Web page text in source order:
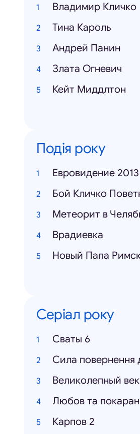
Владимир Кличко
Тина Кароль
Андрей Панин
Злата Огневич
Кейт Миддлтон
Подія року
Евровидение 2013
Бой Кличко
Метеорит в
Врадиевка
Новый Папа
Серіал року
Cваты 6
Сила повернення
Великолепный век
Любов та
Карпов 2